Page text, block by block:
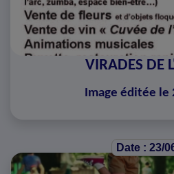
VIRADES DE
Image éditée
Date : 23/